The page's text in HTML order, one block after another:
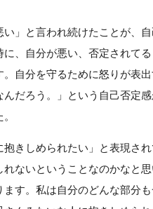
」と言われ続けたことが、
、自分が悪い、否定されて
自分を守るために怒りが表
だろう。」という自己否定
きしめられたい」と表現さ
ないということなのかなと
す。私は自分のどんな部分